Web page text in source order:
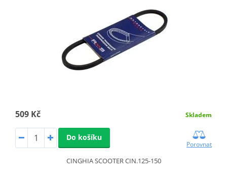
509 Kč Skladem
Do košíku
Porovnat
CINGHIA SCOOTER CIN.125-150